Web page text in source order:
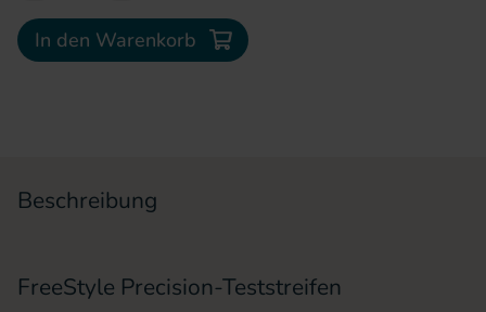
In den Warenkorb
Beschreibung
FreeStyle Precision-Teststreifen